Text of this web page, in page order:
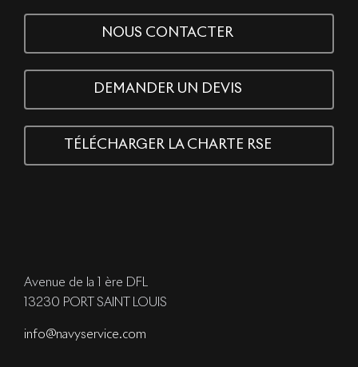
NOUS CONTACTER
DEMANDER UN DEVIS
TÉLÉCHARGER LA CHARTE RSE
Avenue de la 1 ère DFL
13230 PORT SAINT LOUIS
info@navyservice.com